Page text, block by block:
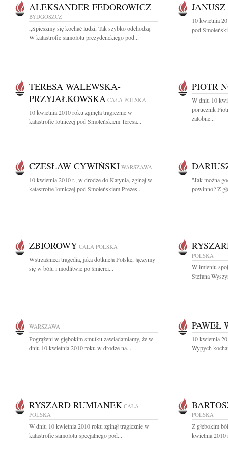
ALEKSANDER FEDOROWICZ
BYDGOSZCZ
,,Spieszmy się kochać ludzi, Tak szybko odchodzą"
W katastrofie samolotu prezydenckiego pod...
10 kwietnia
pod
TERESA WALEWSKA-
PRZYJAŁKOWSKA CAŁA POLSKA
10 kwietnia 2010 roku zginęła tragicznie w
katastrofie lotniczej pod Smoleńskiem Teresa...
PIOTR
W dniu 10
porucznik
żałobne...
CZESŁAW CYWIŃSKI WARSZAWA
10 kwietnia 2010 r., w drodze do Katynia, zginął w
katastrofie lotniczej pod Smoleńskiem Prezes...
"Jak można
powinno? Z
ZBIOROWY CAŁA POLSKA
Wstrząśnięci tragedią, jaka dotknęła Polskę, łączymy
się w bólu i modlitwie po śmierci...
POLSKA
W imieniu
Stefana
WARSZAWA
Pogrążeni w głębokim smutku zawiadamiamy, że w
dniu 10 kwietnia 2010 roku w drodze na...
PAWEŁ
10 kwietnia
Wypych
RYSZARD RUMIANEK CAŁA
POLSKA
W dniu 10 kwietnia 2010 roku zginął tragicznie w
katastrofie samolotu specjalnego pod...
POLSKA
Z głębokim
kwietnia 2010